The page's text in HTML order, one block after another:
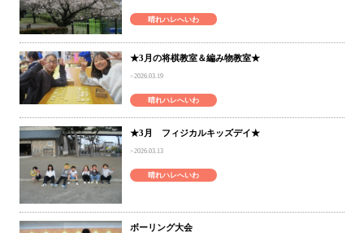
晴れハレへいわ
★3月の将棋教室＆編み物教室★
2026.03.19
晴れハレへいわ
★3月 フィジカルキッズデイ★
2026.03.13
晴れハレへいわ
ボーリング大会